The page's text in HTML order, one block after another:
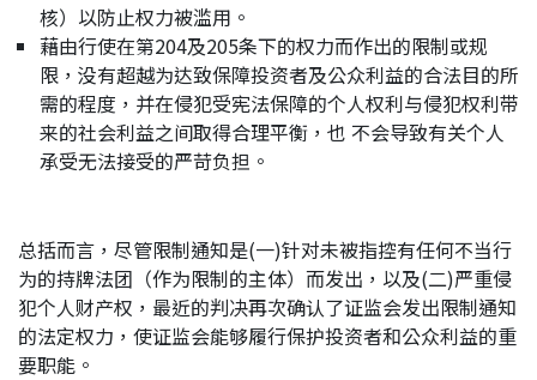
核）以防止权力被滥用。
藉由行使在第204及205条下的权力而作出的限制或规
限，没有超越为达致保障投资者及公众利益的合法目的所
需的程度，并在侵犯受宪法保障的个人权利与侵犯权利带
来的社会利益之间取得合理平衡，也 不会导致有关个人
承受无法接受的严苛负担。
总括而言，尽管限制通知是(一)针对未被指控有任何不当行
为的持牌法团（作为限制的主体）而发出，以及(二)严重侵
犯个人财产权，最近的判决再次确认了证监会发出限制通知
的法定权力，使证监会能够履行保护投资者和公众利益的重
要职能。